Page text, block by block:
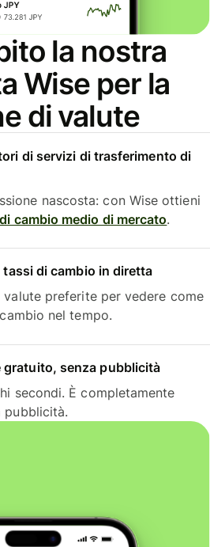
la nostra
Wise per la
di valute
di servizi di trasferimento di
nascosta: con Wise ottieni
cambio medio di mercato.
di cambio in diretta
valute preferite per vedere come
nel tempo.
gratuito, senza pubblicità
secondi. È completamente
pubblicità.